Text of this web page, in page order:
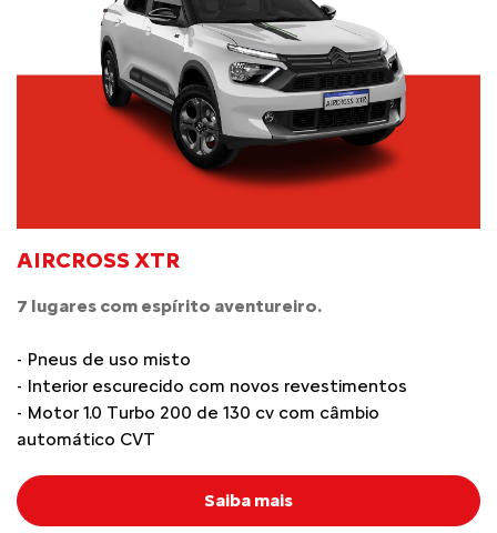
AIRCROSS XTR
7 lugares com espírito aventureiro.
- Pneus de uso misto
- Interior escurecido com novos revestimentos
- Motor 1.0 Turbo 200 de 130 cv com câmbio
automático CVT
Saiba mais